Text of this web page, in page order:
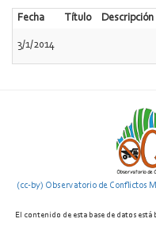
Fecha Título Descripción
3/1/2014
(cc-by) Observatorio de Conflictos
El contenido de esta base de datos está